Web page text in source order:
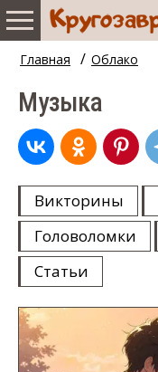
Главная / Облако
Музыка
Викторины
Головоломки
Статьи